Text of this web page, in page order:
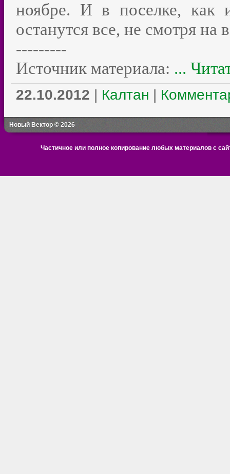
ноябре. И в поселке, как
останутся все, не смотря
---------
Источник материала: ...
22.10.2012 | Калтан |
Новый Вектор © 2026
Частичное или полное копирование любых материалов с